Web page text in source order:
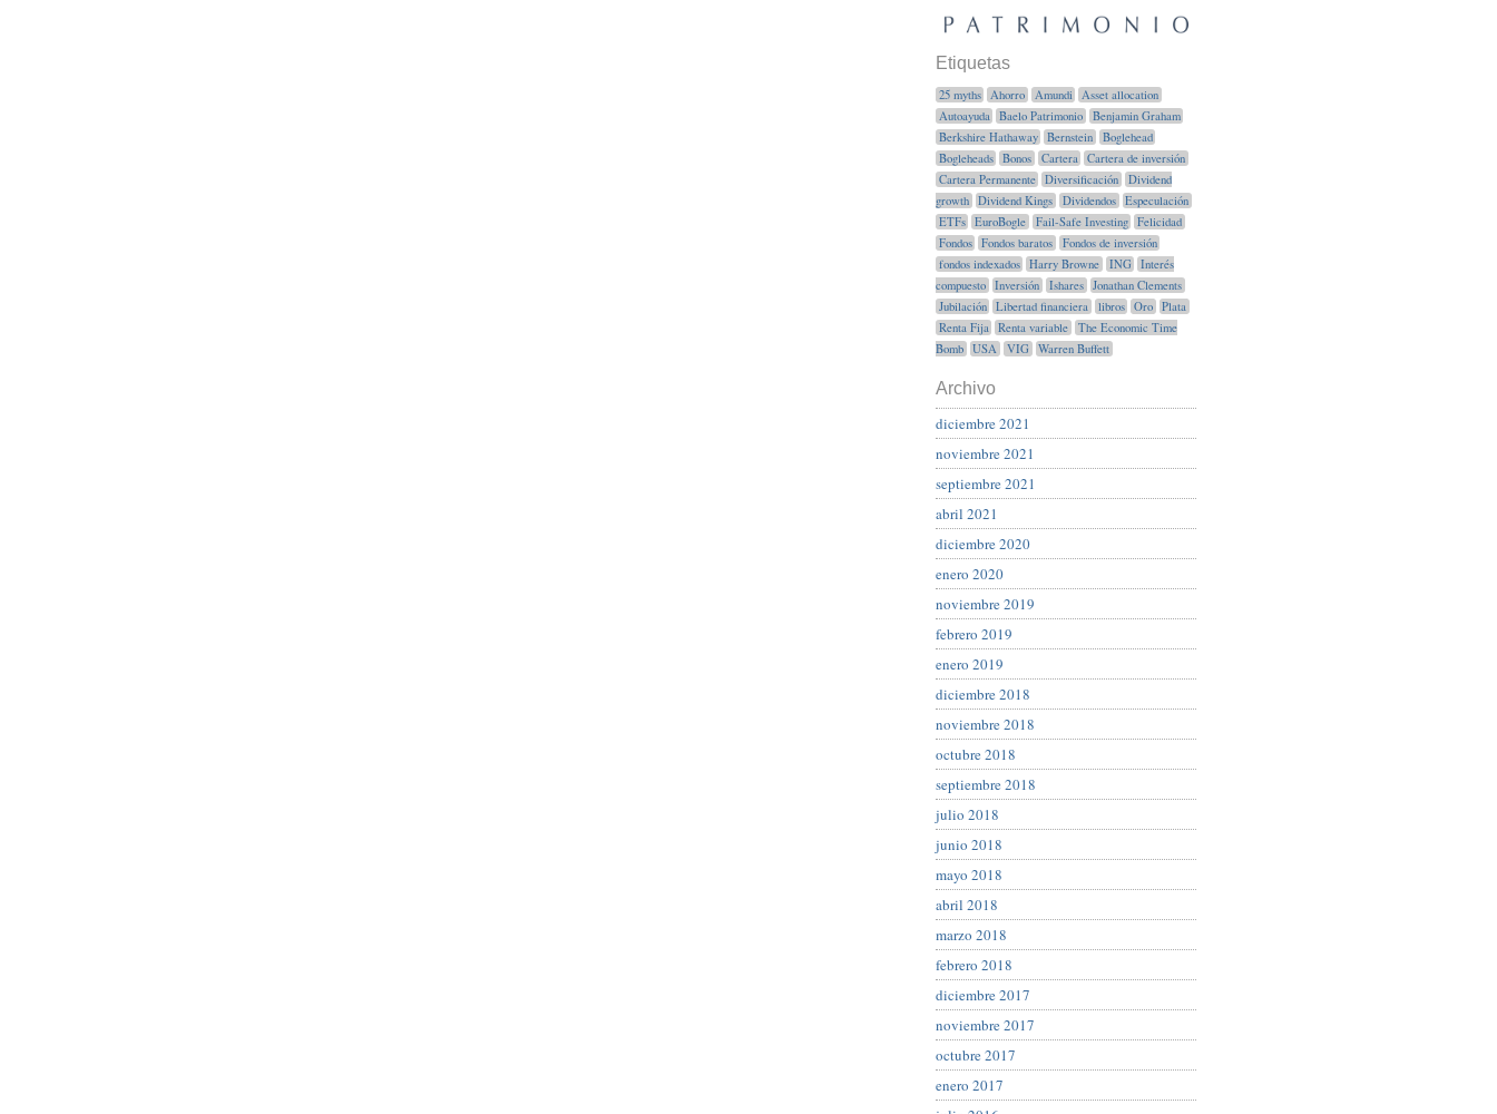
Etiquetas
25 myths Ahorro Amundi
Asset allocation
Autoayuda
Baelo Patrimonio
Benjamin Graham
Berkshire Hathaway
Bernstein
Boglehead
Bogleheads
Bonos Cartera
Cartera de inversión
Cartera Permanente
Diversificación
Dividend
growth
Dividend Kings Dividendos
Especulación
ETFs
EuroBogle Fail-Safe Investing
Felicidad
Fondos
Fondos baratos
Fondos de inversión
fondos indexados
Harry Browne ING
Interés
compuesto
Inversión Ishares
Jonathan Clements
Jubilación
Libertad financiera libros Oro
Plata
Renta Fija
Renta variable
The Economic Time
Bomb
USA VIG Warren Buffett
Archivo
diciembre 2021
noviembre 2021
septiembre 2021
abril 2021
diciembre 2020
enero 2020
noviembre 2019
febrero 2019
enero 2019
diciembre 2018
noviembre 2018
octubre 2018
septiembre 2018
julio 2018
junio 2018
mayo 2018
abril 2018
marzo 2018
febrero 2018
diciembre 2017
noviembre 2017
octubre 2017
enero 2017